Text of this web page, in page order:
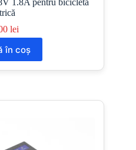
1.8A pentru bicicletă
lei
în coș